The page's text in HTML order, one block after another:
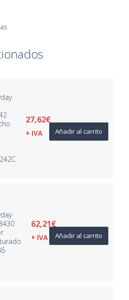
27,62€
+ IVA Añadir al carrito
62,21€
+ IVA Añadir al carrito